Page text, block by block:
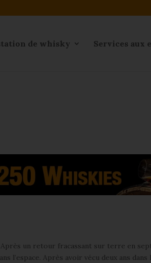
de whisky Services aux
un retour fracassant sur terre en
l’espace. Après avoir vécu deux ans dans